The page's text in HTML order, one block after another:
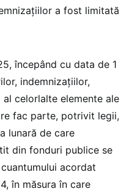
a fost limitată
începând cu data de 1
indemnizațiilor,
celorlalte elemente ale
fac parte, potrivit legii,
lunară de care
din fonduri publice se
acordat
în măsura în care